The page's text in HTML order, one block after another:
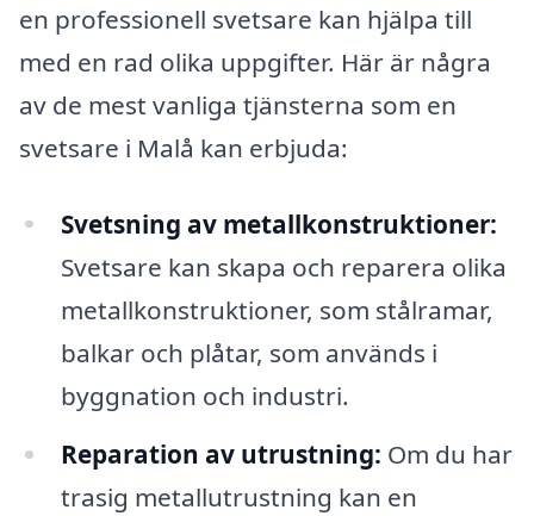
en professionell svetsare kan hjälpa till
med en rad olika uppgifter. Här är några
av de mest vanliga tjänsterna som en
svetsare i Malå kan erbjuda:
Svetsning av metallkonstruktioner:
Svetsare kan skapa och reparera olika
metallkonstruktioner, som stålramar,
balkar och plåtar, som används i
byggnation och industri.
Reparation av utrustning: Om du har
trasig metallutrustning kan en